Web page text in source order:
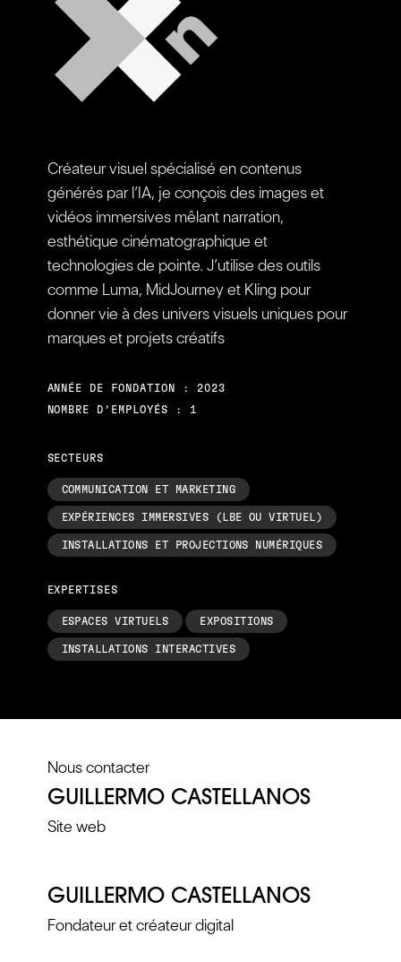
Créateur visuel spécialisé en contenus
générés par l’IA, je conçois des images et
vidéos immersives mêlant narration,
esthétique cinématographique et
technologies de pointe. J’utilise des outils
comme Luma, MidJourney et Kling pour
donner vie à des univers visuels uniques pour
marques et projets créatifs
ANNÉE DE FONDATION : 2023
NOMBRE D’EMPLOYÉS : 1
SECTEURS
COMMUNICATION ET MARKETING
EXPÉRIENCES IMMERSIVES (LBE OU VIRTUEL)
INSTALLATIONS ET PROJECTIONS NUMÉRIQUES
EXPERTISES
ESPACES VIRTUELS EXPOSITIONS
INSTALLATIONS INTERACTIVES
Nous contacter
GUILLERMO CASTELLANOS
Site web
GUILLERMO CASTELLANOS
Fondateur et créateur digital